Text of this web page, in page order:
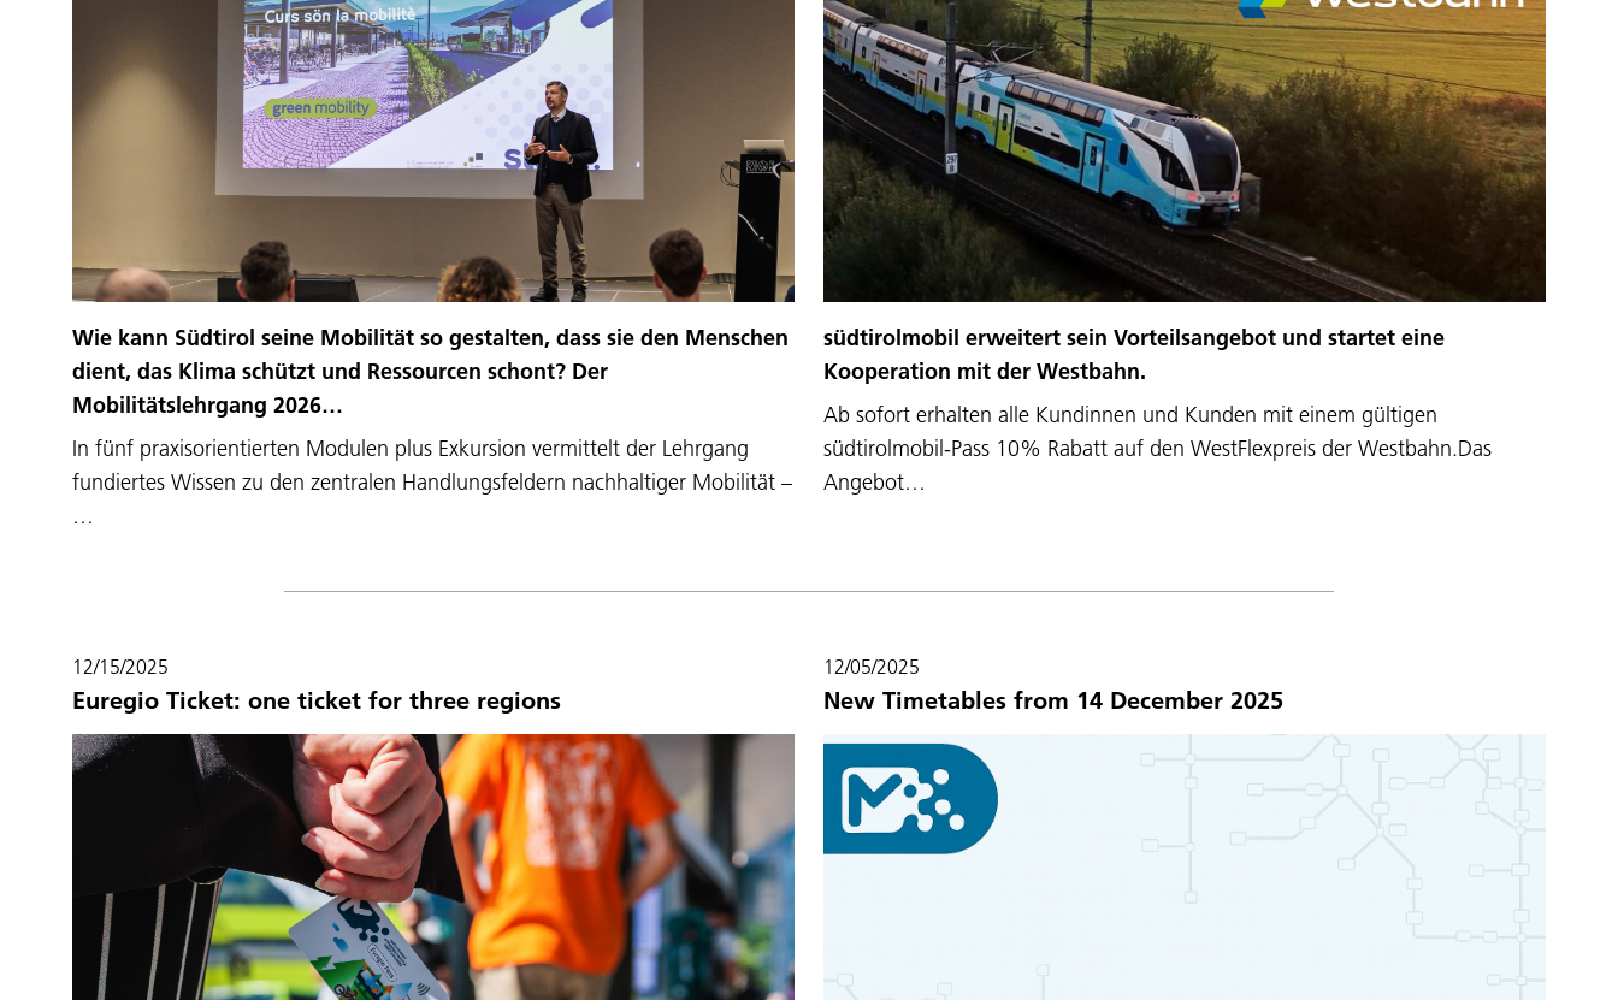
Wie kann Südtirol seine Mobilität so gestalten, dass sie den Menschen
dient, das Klima schützt und Ressourcen schont? Der
Mobilitätslehrgang 2026…
In fünf praxisorientierten Modulen plus Exkursion vermittelt der Lehrgang
fundiertes Wissen zu den zentralen Handlungsfeldern nachhaltiger Mobilität –
…
südtirolmobil erweitert sein Vorteilsangebot und startet eine
Kooperation mit der Westbahn.
Ab sofort erhalten alle Kundinnen und Kunden mit einem gültigen
südtirolmobil-Pass 10% Rabatt auf den WestFlexpreis der Westbahn.Das
Angebot…
12/15/2025
Euregio Ticket: one ticket for three regions
12/05/2025
New Timetables from 14 December 2025